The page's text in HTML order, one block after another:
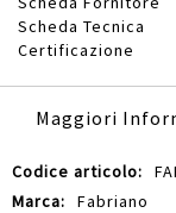
Scheda Tecnica
Certificazione
Maggiori
Maggiori
InformazioniFabriano